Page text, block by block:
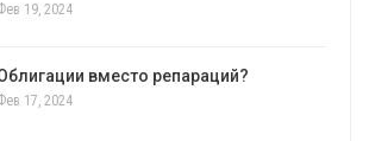
19, 2024
вместо репараций?
17, 2024